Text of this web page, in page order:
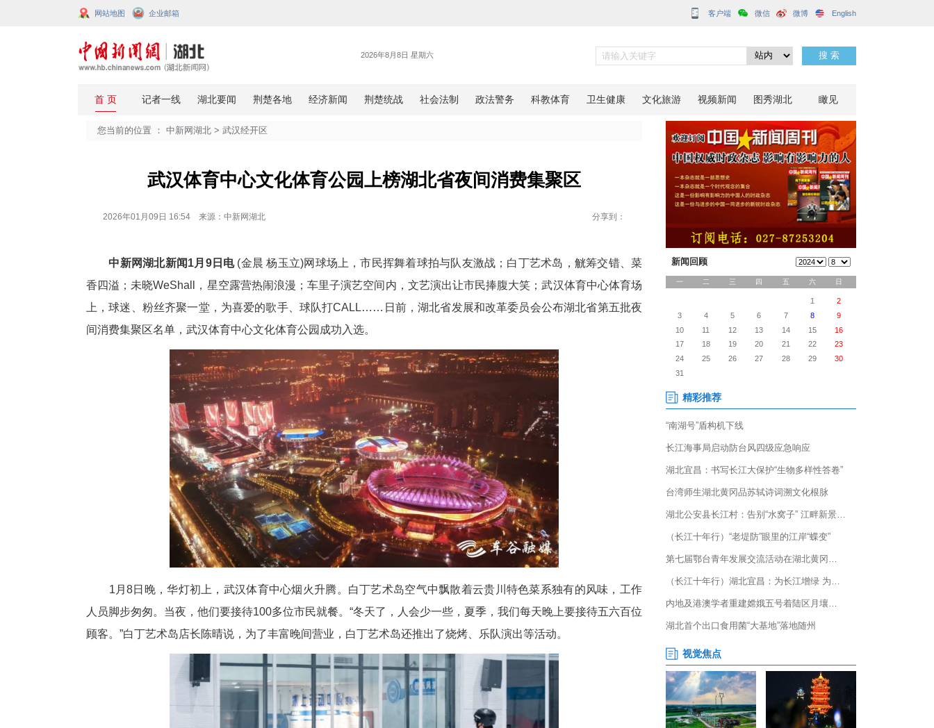
网站地图
武汉体育中心文化体育公园上榜湖北省夜间消费集聚区
2026年01月09日 16:54 来源：中新网湖北
中新网湖北新闻1月9日电(金晨 杨玉立)网球场上，市民挥舞着球拍与队友激战；白丁艺术岛，觥筹交错、菜
香四溢；未晓WeShall，星空露营热闹浪漫；车里子演艺空间内，文艺演出让市民捧腹大笑；武汉体育中心体育场
上，球迷、粉丝齐聚一堂，为喜爱的歌手、球队打CALL……日前，湖北省发展和改革委员会公布湖北省第五批夜
间消费集聚区名单，武汉体育中心文化体育公园成功入选。